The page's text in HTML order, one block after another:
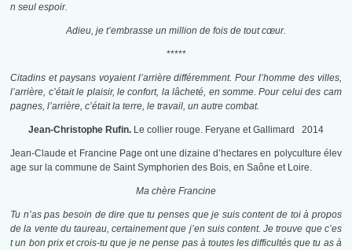
n seul espoir.
Adieu, je t’embrasse un million de fois de tout cœur.
*****
Citadins et paysans voyaient l’arrière différemment. Pour l’homme des villes,
l’arrière, c’était le plaisir, le confort, la lâcheté, en somme. Pour celui des cam
pagnes, l’arrière, c’était la terre, le travail, un autre combat.
Jean-Christophe Rufin. Le collier rouge. Feryane et Gallimard 2014
Jean-Claude et Francine Page ont une dizaine d’hectares en polyculture élev
age sur la commune de Saint Symphorien des Bois, en Saône et Loire.
Ma chère Francine
Tu n’as pas besoin de dire que tu penses que je suis content de toi à propos
de la vente du taureau, certainement que j’en suis content. Je trouve que c’es
t un bon prix et crois-tu que je ne pense pas à toutes les difficultés que tu as à